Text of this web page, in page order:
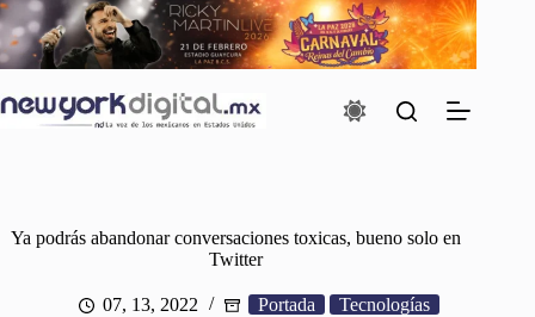
Saltar
al
contenido
Ya podrás abandonar conversaciones toxicas, bueno solo en
Twitter
07, 13, 2022 Portada Tecnologías